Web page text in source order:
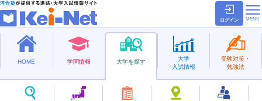
ログイン
HOME 学問情報 大学を探す
大学
入試情報
受験対策・
勉強法